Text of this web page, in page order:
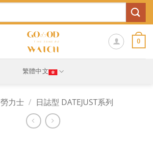
0
繁體中文
勞力士 / 日誌型 DATEJUST系列